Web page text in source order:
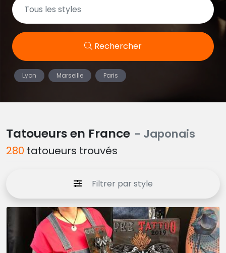
Rechercher
Lyon Marseille Paris
Tatoueurs en France - Japonais
280 tatoueurs trouvés
Filtrer par style